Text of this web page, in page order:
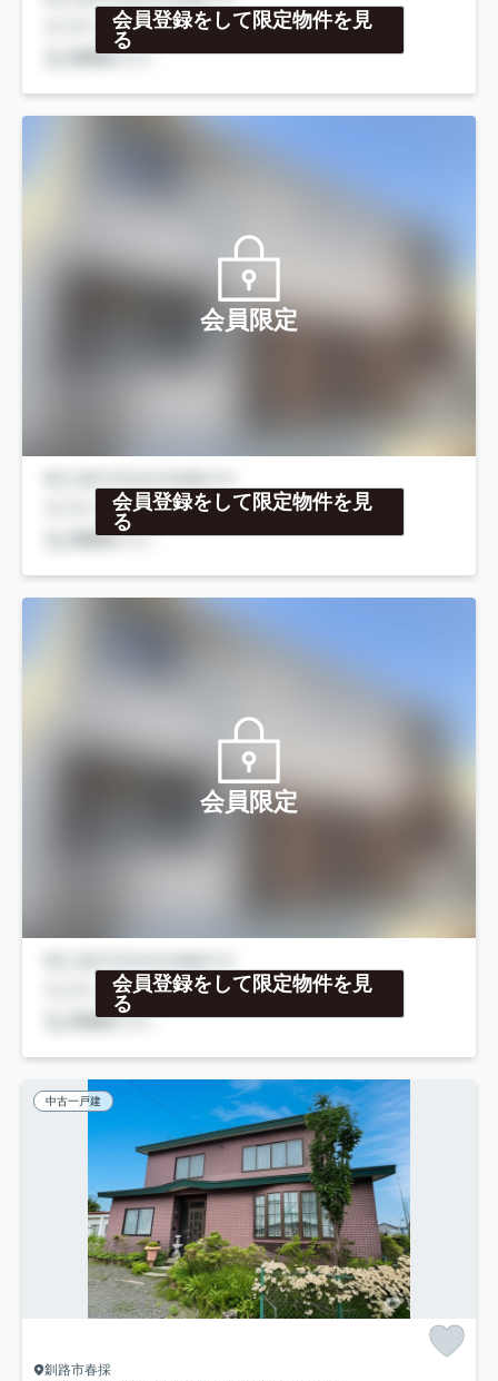
会員登録をして限定物件を見
る
会員限定
会員登録をして限定物件を見
る
会員限定
会員登録をして限定物件を見
る
中古一戸建
釧路市春採